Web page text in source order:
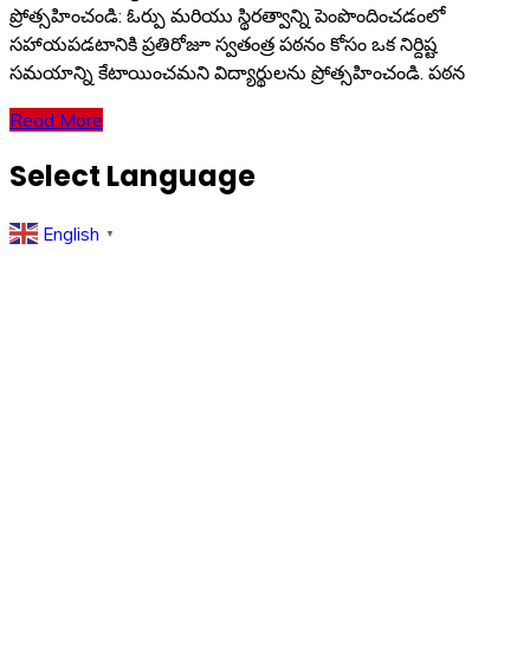
ప్రోత్సహించండి: ఓర్పు మరియు స్థిరత్వాన్ని పెంపొందించడంలో
సహాయపడటానికి ప్రతిరోజూ స్వతంత్ర పఠనం కోసం ఒక నిర్దిష్ట
సమయాన్ని కేటాయించమని విద్యార్థులను ప్రోత్సహించండి. పఠన
Read More
Select Language
English ▼